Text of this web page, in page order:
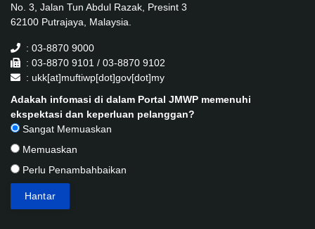
No. 3, Jalan Tun Abdul Razak, Presint 3
62100 Putrajaya, Malaysia.
: 03-8870 9000
: 03-8870 9101 / 03-8870 9102
: ukk[at]muftiwp[dot]gov[dot]my
Adakah infomasi di dalam Portal JMWP memenuhi
ekspektasi dan keperluan pelanggan?
Sangat Memuaskan
Memuaskan
Perlu Penambahbaikan